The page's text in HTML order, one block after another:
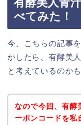
べてみた！
今、こちらの記事
かしたら、有酵美
と考えているのか
なので今回、有酵
ーポンコードを私